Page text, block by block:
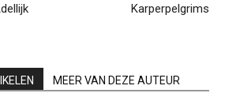
Karperpelgrims
MEER VAN DEZE AUTEUR